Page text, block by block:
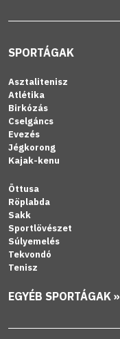
SPORTÁGAK
Asztalitenisz
Atlétika
Birkózás
Cselgáncs
Evezés
Jégkorong
Kajak-kenu
Öttusa
Röplabda
Sakk
Sportlövészet
Súlyemelés
Tekvondó
Tenisz
EGYÉB SPORTÁGAK »